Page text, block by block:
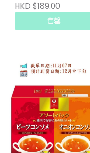
HKD $189.00
售罄